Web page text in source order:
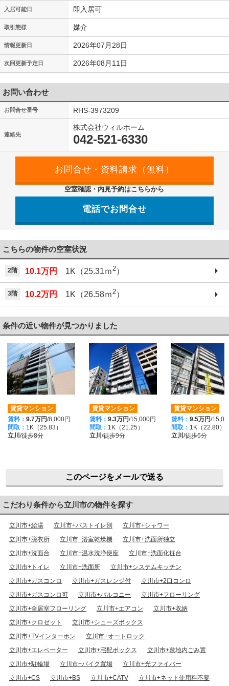
入居可能日 即入居可
取引態様 媒介
情報更新日 2026年07月28日
次回更新予定日 2026年08月11日
お問い合わせ
お問合せ番号 RHS-3973209
連絡先
株式会社ウィルホーム
042-521-6330
空室確認・内見予約はこちらから
電話でお問合せ
こちらの物件の空室状況
2階 10.1万円 1K（25.31ｍ2）
3階 10.2万円 1K（26.58ｍ2）
条件の近い物件が見つかりました
賃貸マンション
賃料： 9.7万円/8,000円
間取： 1K（25.83）
立川 /徒歩8分
賃貸マンション
賃料： 9.3万円/15,000円
間取： 1K（21.25）
立川 /徒歩9分
賃貸マンション
賃料： 9.5万円/
間取： 1K（22.80）
立川 /徒歩6分
このページをメールで送る
こだわり条件から立川市の物件を探す
立川市+給湯 立川市+バストイレ別
立川市+シャワー
立川市+脱衣所
立川市+浴室乾燥機
立川市+洗面所独立
立川市+洗面台
立川市+温水洗浄便座
立川市+洗面化粧台
立川市+トイレ
立川市+洗面所
立川市+システムキッチン
立川市+ガスコンロ
立川市+ガスレンジ付
立川市+2口コンロ
立川市+ガスコンロ可
立川市+バルコニー
立川市+フローリング
立川市+全居室フローリング
立川市+エアコン
立川市+収納
立川市+クロゼット
立川市+シューズボックス
立川市+TVインターホン
立川市+オートロック
立川市+エレベーター
立川市+宅配ボックス
立川市+敷地内ごみ置
立川市+駐輪場
立川市+バイク置場
立川市+光ファイバー
立川市+CS
立川市+BS 立川市+CATV 立川市+ネット使用料不要